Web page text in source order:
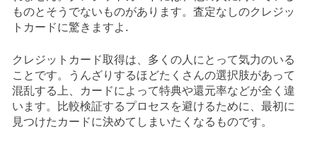
ものとそうでないものがあります。査定なしのクレジッ
トカードに驚きますよ.
クレジットカード取得は、多くの人にとって気力のいる
ことです。うんざりするほどたくさんの選択肢があって
混乱する上、カードによって特典や還元率などが全く違
います。比較検証するプロセスを避けるために、最初に
見つけたカードに決めてしまいたくなるものです。